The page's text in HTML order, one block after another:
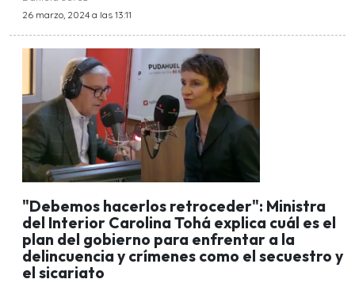
26 marzo, 2024 a las 13:11
"Debemos hacerlos retroceder": Ministra
del Interior Carolina Tohá explica cuál es el
plan del gobierno para enfrentar a la
delincuencia y crímenes como el secuestro y
el sicariato